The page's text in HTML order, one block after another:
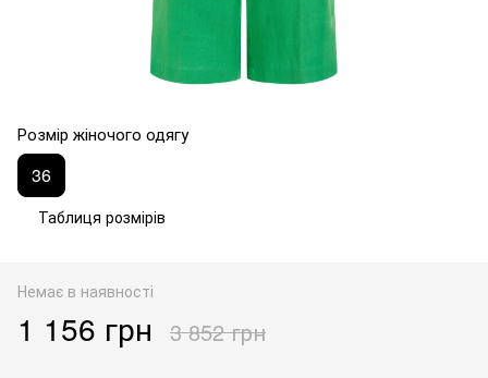
Розмір жіночого одягу
36
Таблиця розмірів
Немає в наявності
1 156 грн 3 852 грн